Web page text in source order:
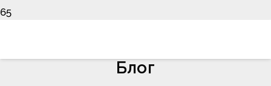
Блог